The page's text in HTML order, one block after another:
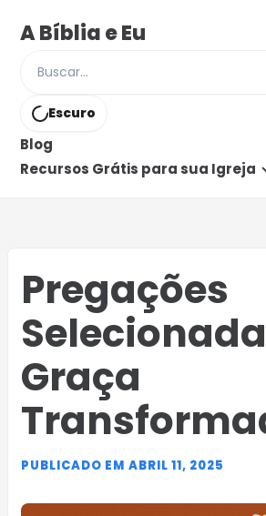
A Bíblia e Eu
Buscar posts e páginas
Escuro
Blog
Recursos Grátis para sua Igreja
Pregações
Graça
PUBLICADO EM ABRIL 11, 2025